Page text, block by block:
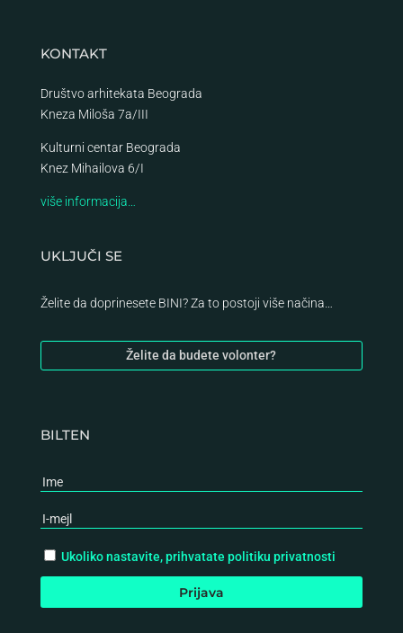
KONTAKT
Društvo arhitekata Beograda
Kneza Miloša 7a/III
Kulturni centar Beograda
Knez Mihailova 6/I
više informacija…
UKLJUČI SE
Želite da doprinesete BINI? Za to postoji više načina…
Želite da budete volonter?
BILTEN
Ukoliko nastavite, prihvatate politiku privatnosti